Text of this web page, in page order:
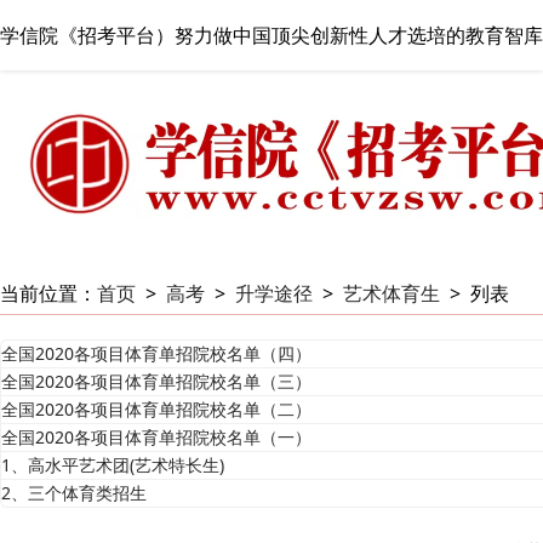
学信院《招考平台）努力做中国顶尖创新性人才选培的教育智库
当前位置： 首页 > 高考 > 升学途径 > 艺术体育生 > 列表
全国2020各项目体育单招院校名单（四）
全国2020各项目体育单招院校名单（三）
全国2020各项目体育单招院校名单（二）
全国2020各项目体育单招院校名单（一）
1、高水平艺术团(艺术特长生)
2、三个体育类招生